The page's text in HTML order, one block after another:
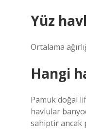
Yüz
Ortalama
Hangi
Pamuk doğal
havlular
sahiptir ancak